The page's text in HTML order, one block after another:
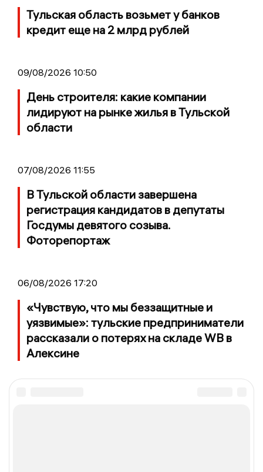
Тульская область возьмет у банков
кредит еще на 2 млрд рублей
09/08/2026 10:50
День строителя: какие компании
лидируют на рынке жилья в Тульской
области
07/08/2026 11:55
В Тульской области завершена
регистрация кандидатов в депутаты
Госдумы девятого созыва.
Фоторепортаж
06/08/2026 17:20
«Чувствую, что мы беззащитные и
уязвимые»: тульские предприниматели
рассказали о потерях на складе WB в
Алексине